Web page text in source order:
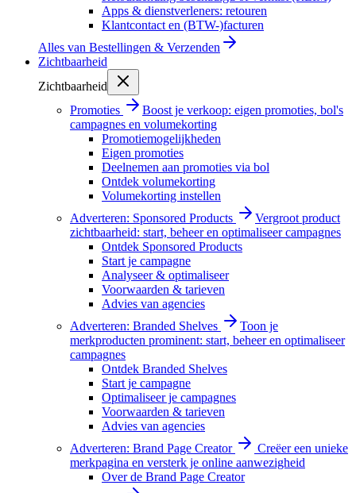
Apps & dienstverleners: retouren
Klantcontact en (BTW-)facturen
Alles van Bestellingen & Verzenden
Zichtbaarheid
Zichtbaarheid
Promoties
Boost je verkoop: eigen promoties, bol's
campagnes en volumekorting
Promotiemogelijkheden
Eigen promoties
Deelnemen aan promoties via bol
Ontdek volumekorting
Volumekorting instellen
Adverteren: Sponsored Products
Vergroot product
zichtbaarheid: start, beheer en optimaliseer campagnes
Ontdek Sponsored Products
Start je campagne
Analyseer & optimaliseer
Voorwaarden & tarieven
Advies van agencies
Adverteren: Branded Shelves
Toon je
merkproducten prominent: start, beheer en optimaliseer
campagnes
Ontdek Branded Shelves
Start je campagne
Optimaliseer je campagnes
Voorwaarden & tarieven
Advies van agencies
Adverteren: Brand Page Creator
Creëer een unieke
merkpagina en versterk je online aanwezigheid
Over de Brand Page Creator